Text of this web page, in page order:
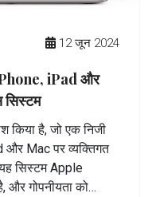
12 जून 2024
iPad और
सिस्टम
है, जो एक निजी
Mac पर व्यक्तिगत
सिस्टम Apple
और गोपनीयता को